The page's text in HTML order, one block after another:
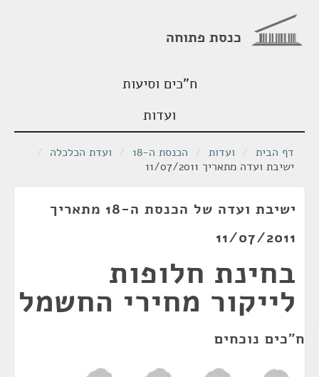
כנסת פתוחה
ח"כים וסיעות
ועדות
דף הבית / ועדות / הכנסת ה-18 / ועדת הכלכלה /
ישיבת ועדה מתאריך 11/07/2011
ישיבת ועדה של הכנסת ה-18 מתאריך
11/07/2011
בחינת חלופות
לייקור מחירי החשמל
ח"כים נוכחים